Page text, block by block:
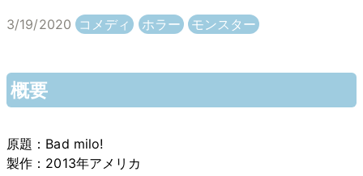
3/19/2020 コメディ ホラー モンスター
概要
原題：Bad milo!
製作：2013年アメリカ